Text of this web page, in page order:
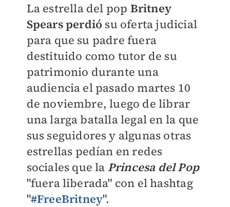
La estrella del pop Britney
Spearsperdió su oferta judicial
para que su padre fuera
destituido como tutor de su
patrimonio durante una
audiencia el pasado martes 10
de noviembre, luego de librar
una larga batalla legal en la que
sus seguidores y algunas otras
estrellas pedían en redes
sociales que la Princesa del Pop
"fuera liberada" con el hashtag
"#FreeBritney".